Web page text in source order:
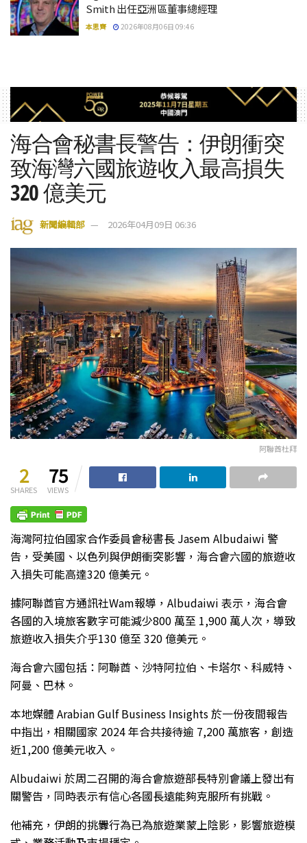
Smith 出任亞洲區董事總經理
本思齊 2026年08月06日 09:46
海合會秘書長警告：伊朗衝突
致海灣六國旅遊收入最高損失
320 億美元
新聞編輯部 2026年04月09日 06:36
阿聯酋杜拜
2
SHARES
75
VIEWS
海灣阿拉伯國家合作委員會秘書長 Jasem Albudaiwi 警
告，受美國、以色列與伊朗衝突影響，海合會六國的旅遊收
入損失可能高達320 億美元。
據阿聯酋官方通訊社Wam報導，Albudaiwi 表示，海合會
各國的入境旅客數字可能減少800 萬至 1,900 萬人次，導致
旅遊收入損失介乎130 億至 320 億美元。
海合會六國包括：阿聯酋、沙特阿拉伯、卡塔尔、科威特、
阿曼、巴林。
本地媒體 Arabian Gulf Business Insights 於一份夜間報告
中指出，相關國家 2024 年合共接待逾 7,200 萬旅客，創造
近1,200 億美元收入。
Albudaiwi 於周二召開的海合會旅遊部長特別會議上發出有
關警告，同時表示有信心各國長遠能夠克服所有挑戰。
他補充，伊朗的挑釁行為已為旅遊業蒙上陰影，影響旅遊模